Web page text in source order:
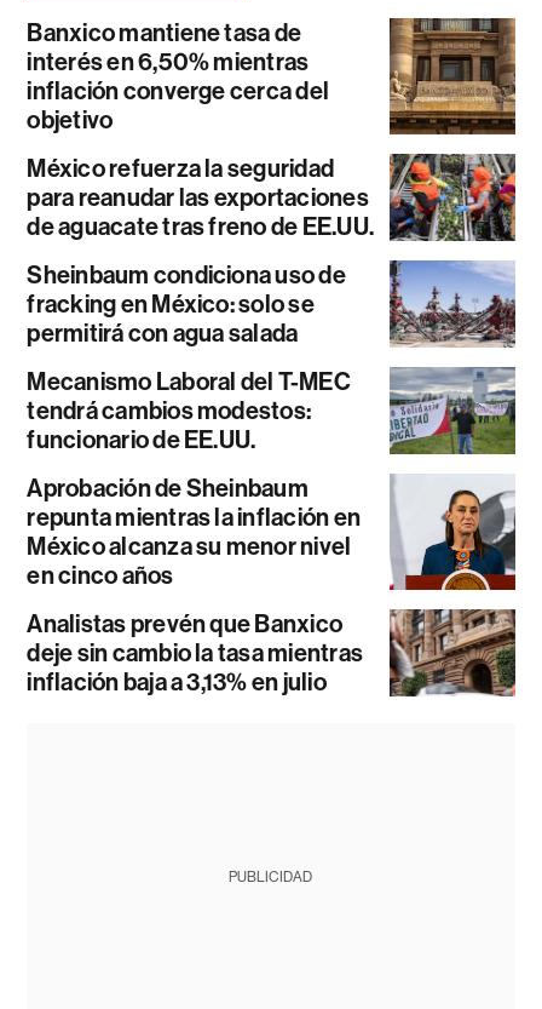
Banxico mantiene tasa de
interés en 6,50% mientras
inflación converge cerca del
objetivo
México refuerza la seguridad
para reanudar las exportaciones
de aguacate tras freno de EE.UU.
Sheinbaum condiciona uso de
fracking en México: solo se
permitirá con agua salada
Mecanismo Laboral del T-MEC
tendrá cambios modestos:
funcionario de EE.UU.
Aprobación de Sheinbaum
repunta mientras la inflación en
México alcanza su menor nivel
en cinco años
Analistas prevén que Banxico
deje sin cambio la tasa mientras
inflación baja a 3,13% en julio
PUBLICIDAD